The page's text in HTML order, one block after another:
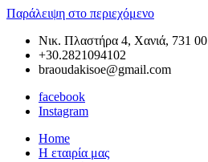
Παράλειψη στο περιεχόμενο
Νικ. Πλαστήρα 4, Χανιά, 731 00
+30.2821094102
braoudakisoe@gmail.com
facebook
Instagram
Braoudakis
Συνεργείο
Home
Η εταιρία μας